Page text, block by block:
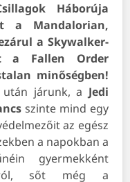
Háborúja
a Mandalorian,
a Skywalker-
a Fallen Order
minőségben!
után járunk, a Jedi
szinte mind egy
az egész
a napokban a
gyermekként
sőt még a